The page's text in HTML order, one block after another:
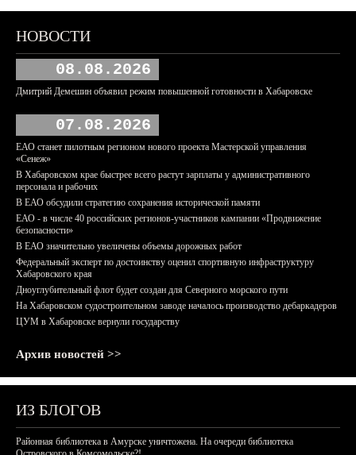
НОВОСТИ
08.08.2026
Дмитрий Демешин объявил режим повышенной готовности в Хабаровске
07.08.2026
ЕАО станет пилотным регионом нового проекта Мастерской управления
«Сенеж»
В Хабаровском крае быстрее всего растут зарплаты у административного
персонала и рабочих
В ЕАО обсудили стратегию сохранения исторической памяти
ЕАО - в числе 40 российских регионов-участников кампании «Продвижение
безопасности»
В ЕАО значительно увеличены объемы дорожных работ
Федеральный эксперт по достоинству оценил спортивную инфраструктуру
Хабаровского края
Дноуглубительный флот будет создан для Северного морского пути
На Хабаровском судостроительном заводе началось производство дебаркадеров
ЦУМ в Хабаровске вернули государству
Архив новостей >>
ИЗ БЛОГОВ
Районная библиотека в Амурске уничтожена. На очереди библиотека